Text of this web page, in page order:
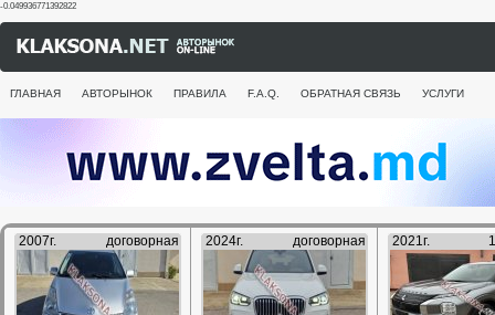
-0.049936771392822
ГЛАВНАЯ АВТОРЫНОК ПРАВИЛА F.A.Q. ОБРАТНАЯ СВЯЗЬ УСЛУГИ
2007г. договорная 2024г. договорная 2021г.